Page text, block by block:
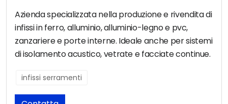
Azienda specializzata nella produzione e rivendita di
infissi in ferro, alluminio, alluminio-legno e pvc,
zanzariere e porte interne. Ideale anche per sistemi
di isolamento acustico, vetrate e facciate continue.
infissi serramenti